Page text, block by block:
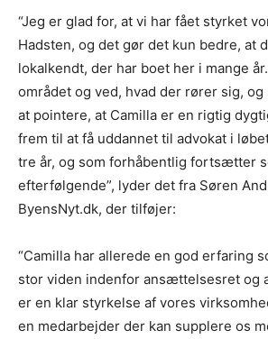
“Jeg er glad for, at vi har fået styrket
Hadsten, og det gør det kun bedre, at
lokalkendt, der har boet her i mange
området og ved, hvad der rører sig,
at pointere, at Camilla er en rigtig
frem til at få uddannet til advokat i
tre år, og som forhåbentlig fortsætter
efterfølgende”, lyder det fra Søren
ByensNyt.dk, der tilføjer:
“Camilla har allerede en god erfaring
stor viden indenfor ansættelsesret og
er en klar styrkelse af vores
en medarbejder der kan supplere os